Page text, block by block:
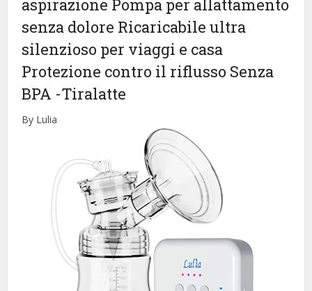
aspirazione Pompa per allattamento
senza dolore Ricaricabile ultra
silenzioso per viaggi e casa
Protezione contro il riflusso Senza
BPA -Tiralatte
By Lulia